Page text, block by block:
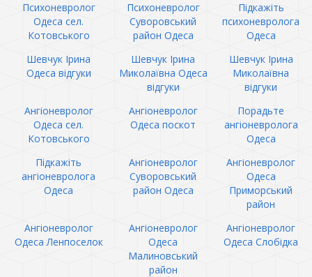
Психоневролог
Одеса сел.
Котовського
Психоневролог
Суворовський
район Одеса
Підкажіть
психоневролога
Одеса
Шевчук Ірина
Одеса відгуки
Шевчук Ірина
Миколаївна Одеса
відгуки
Шевчук Ірина
Миколаївна
відгуки
Ангіоневролог
Одеса сел.
Котовського
Ангіоневролог
Одеса поскот
Порадьте
ангіоневролога
Одеса
Підкажіть
ангіоневролога
Одеса
Ангіоневролог
Суворовський
район Одеса
Ангіоневролог
Одеса
Приморський
район
Ангіоневролог
Одеса Ленпоселок
Ангіоневролог
Одеса
Малиновський
район
Ангіоневролог
Одеса Слобідка